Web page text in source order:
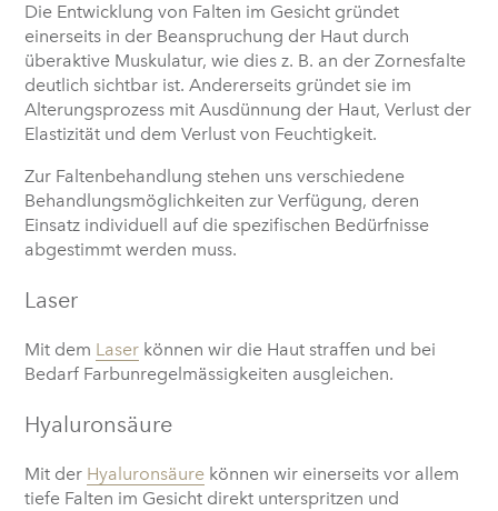
Die Entwicklung von Falten im Gesicht gründet
einerseits in der Beanspruchung der Haut durch
überaktive Muskulatur, wie dies z. B. an der Zornesfalte
deutlich sichtbar ist. Andererseits gründet sie im
Alterungsprozess mit Ausdünnung der Haut, Verlust der
Elastizität und dem Verlust von Feuchtigkeit.
Zur Faltenbehandlung stehen uns verschiedene
Behandlungsmöglichkeiten zur Verfügung, deren
Einsatz individuell auf die spezifischen Bedürfnisse
abgestimmt werden muss.
Laser
Mit dem Laser können wir die Haut straffen und bei
Bedarf Farbunregelmässigkeiten ausgleichen.
Hyaluronsäure
Mit der Hyaluronsäure können wir einerseits vor allem
tiefe Falten im Gesicht direkt unterspritzen und